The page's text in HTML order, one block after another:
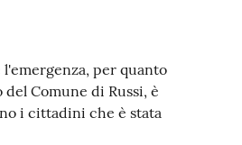
per quanto
Comune di Russi, è
i cittadini che è stata